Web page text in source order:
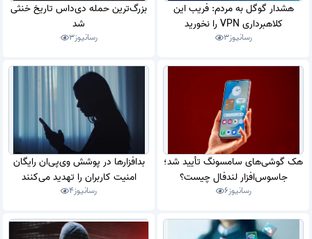
هشدار گوگل به مردم: فریب این
کلاهبرداری VPN را نخورید
رسانیوز3
بزرگ‌ترین حمله دی‌داس تاریخ خنثی
شد
رسانیوز3
هک گوشی‌های سامسونگ تأیید شد؛
جاسوس‌افزار لندفال چیست؟
رسانیوز6
بدافزارها در پوشش وی‌پی‌ان رایگان
امنیت کاربران را تهدید می‌کنند
رسانیوز4